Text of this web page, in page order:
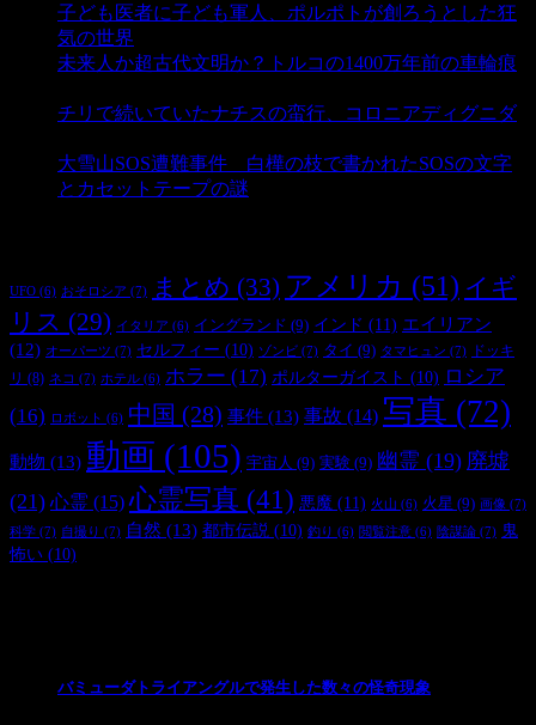
子ども医者に子ども軍人、ポルポトが創ろうとした狂
気の世界
未来人か超古代文明か？トルコの1400万年前の車輪痕
チリで続いていたナチスの蛮行、コロニアディグニダ
大雪山SOS遭難事件 白樺の枝で書かれたSOSの文字
とカセットテープの謎
UFO (6) おそロシア (7) まとめ (33) アメリカ (51) イギ
リス (29) イタリア (6) イングランド (9) インド (11) エイリアン
(12) オーパーツ (7) セルフィー (10) ゾンビ (7) タイ (9) タマヒュン (7)
ドッキ
リ (8) ネコ (7) ホテル (6) ホラー (17) ポルターガイスト (10) ロシア
(16)
ロボット (6) 中国 (28) 事件 (13) 事故 (14) 写真 (72)
動物 (13) 動画 (105) 宇宙人 (9) 実験 (9) 幽霊 (19) 廃墟
(21) 心霊 (15) 心霊写真 (41) 悪魔 (11) 火山 (6) 火星 (9) 画像 (7)
科学 (7) 自撮り (7) 自然 (13) 都市伝説 (10) 釣り (6) 閲覧注意 (6) 陰謀論 (7) 鬼
怖い (10)
バミューダトライアングルで発生した数々の怪奇現象